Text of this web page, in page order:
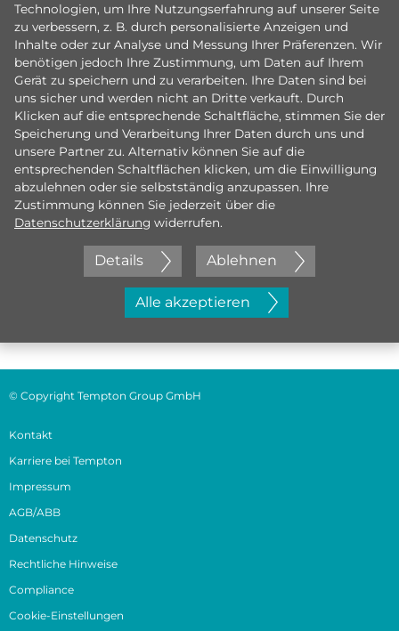
Jetzt initiativ bewerben
Technologien, um Ihre Nutzungserfahrung auf unserer Seite
zu verbessern, z. B. durch personalisierte Anzeigen und
Inhalte oder zur Analyse und Messung Ihrer Präferenzen. Wir
benötigen jedoch Ihre Zustimmung, um Daten auf Ihrem
Gerät zu speichern und zu verarbeiten. Ihre Daten sind bei
uns sicher und werden nicht an Dritte verkauft. Durch
Klicken auf die entsprechende Schaltfläche, stimmen Sie der
Speicherung und Verarbeitung Ihrer Daten durch uns und
unsere Partner zu. Alternativ können Sie auf die
entsprechenden Schaltflächen klicken, um die Einwilligung
abzulehnen oder sie selbstständig anzupassen. Ihre
Zustimmung können Sie jederzeit über die
Datenschutzerklärung widerrufen.
Details Ablehnen
Alle akzeptieren
© Copyright Tempton Group GmbH
Kontakt
Karriere bei Tempton
Impressum
AGB/ABB
Datenschutz
Rechtliche Hinweise
Compliance
Cookie-Einstellungen